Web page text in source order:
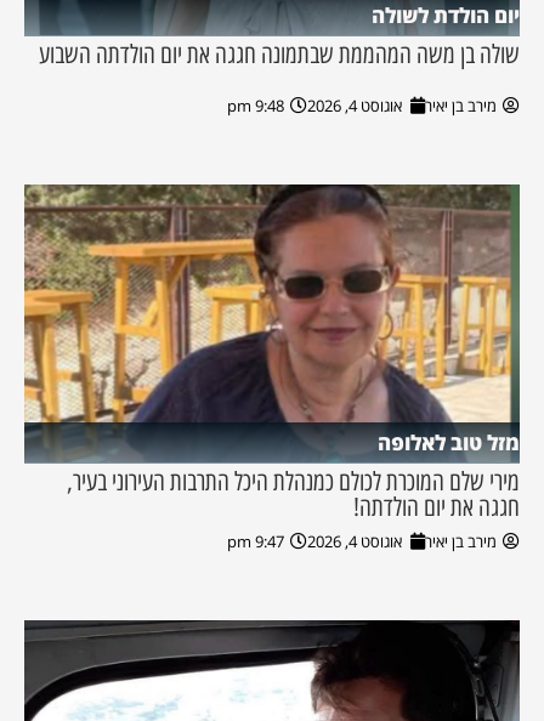
יום הולדת לשולה
שולה בן משה המהממת שבתמונה חגגה את יום הולדתה השבוע
מירב בן יאיר אוגוסט 4, 2026 9:48 pm
מזל טוב לאלופה
מירי שלם המוכרת לכולם כמנהלת היכל התרבות העירוני בעיר,
חגגה את יום הולדתה!
מירב בן יאיר אוגוסט 4, 2026 9:47 pm